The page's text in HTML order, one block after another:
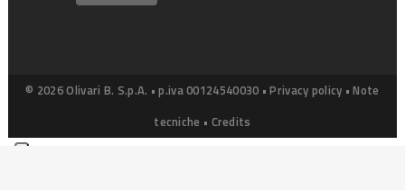
© 2026 Olivari B. S.p.A. • p.iva 00124540030 •Privacy policy •Note
tecniche • Credits